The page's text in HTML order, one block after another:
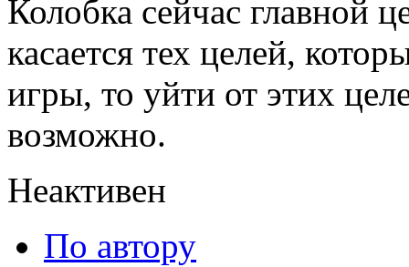
Колобка сейчас главной
касается тех целей,
игры, то уйти от этих
возможно.
Неактивен
По автору